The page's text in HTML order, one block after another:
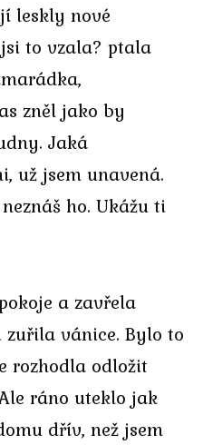
leskly nové
to vzala? ptala
zněl jako by
Jaká
už jsem unavená.
ho. Ukážu ti
a zavřela
vánice. Bylo to
rozhodla odložit
ráno uteklo jak
dřív, než jsem